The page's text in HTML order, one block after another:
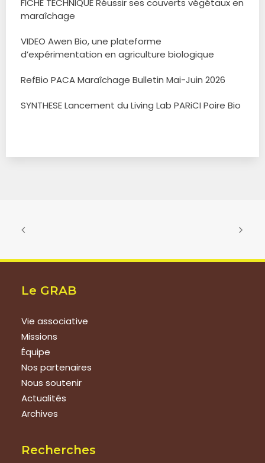
FICHE TECHNIQUE Réussir ses couverts végétaux en
maraîchage
VIDEO Awen Bio, une plateforme
d’expérimentation en agriculture biologique
RefBio PACA Maraîchage Bulletin Mai-Juin 2026
SYNTHESE Lancement du Living Lab PARiCI Poire Bio
Le GRAB
Vie associative
Missions
Équipe
Nos partenaires
Nous soutenir
Actualités
Archives
Recherches